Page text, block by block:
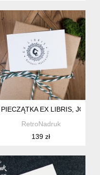
PREZENTOWY
PIECZĄTKA EX LIBRIS, JOGA
RetroNadruk
139 zł